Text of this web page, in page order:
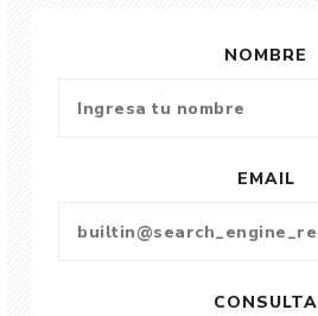
NOMBRE
EMAIL
CONSULTA